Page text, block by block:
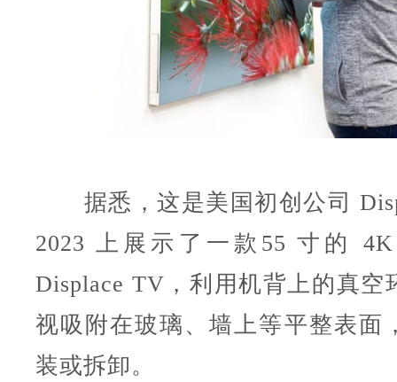
据悉，这是美国初创公司
2023 上展示了一款55 寸的
Displace TV，利用机背上的真空
视吸附在玻璃、墙上等平整表面
装或拆卸。